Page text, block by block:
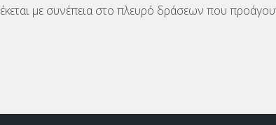
με συνέπεια στο πλευρό δράσεων που